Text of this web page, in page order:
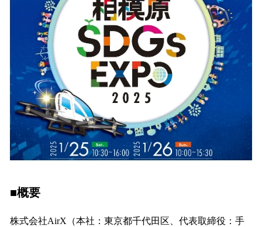
■概要
株式会社AirX（本社：東京都千代田区、代表取締役：手